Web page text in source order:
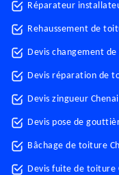
Réparateur
Rehaussement de
Devis changement
Devis réparation de
Devis zingueur
Devis pose de
Bâchage de toiture
Devis fuite de toiture